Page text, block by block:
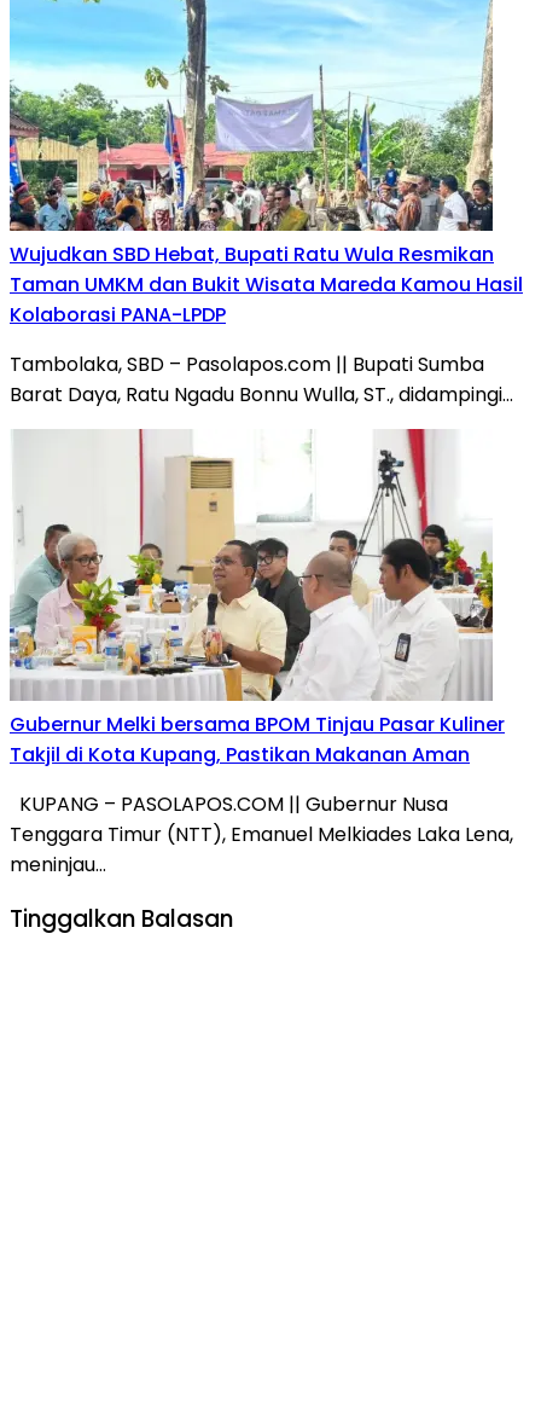
Wujudkan SBD Hebat, Bupati Ratu Wula Resmikan
Taman UMKM dan Bukit Wisata Mareda Kamou Hasil
Kolaborasi PANA-LPDP
Tambolaka, SBD – Pasolapos.com || Bupati Sumba
Barat Daya, Ratu Ngadu Bonnu Wulla, ST., didampingi…
Gubernur Melki bersama BPOM Tinjau Pasar Kuliner
Takjil di Kota Kupang, Pastikan Makanan Aman
KUPANG – PASOLAPOS.COM || Gubernur Nusa
Tenggara Timur (NTT), Emanuel Melkiades Laka Lena,
meninjau…
Tinggalkan Balasan